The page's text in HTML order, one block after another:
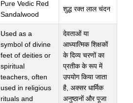
Pure Vedic Red
Sandalwood
शुद्ध रक्त लाल चंदन
Used as a
symbol of divine
feet of deities or
spiritual
teachers, often
used in religious
rituals and
देवताओं या
आध्यात्मिक शिक्षकों
के दिव्य चरणों का
प्रतीक के रूप में
उपयोग किया जाता
है, अक्सर धार्मिक
अनुष्ठानों और पूजा